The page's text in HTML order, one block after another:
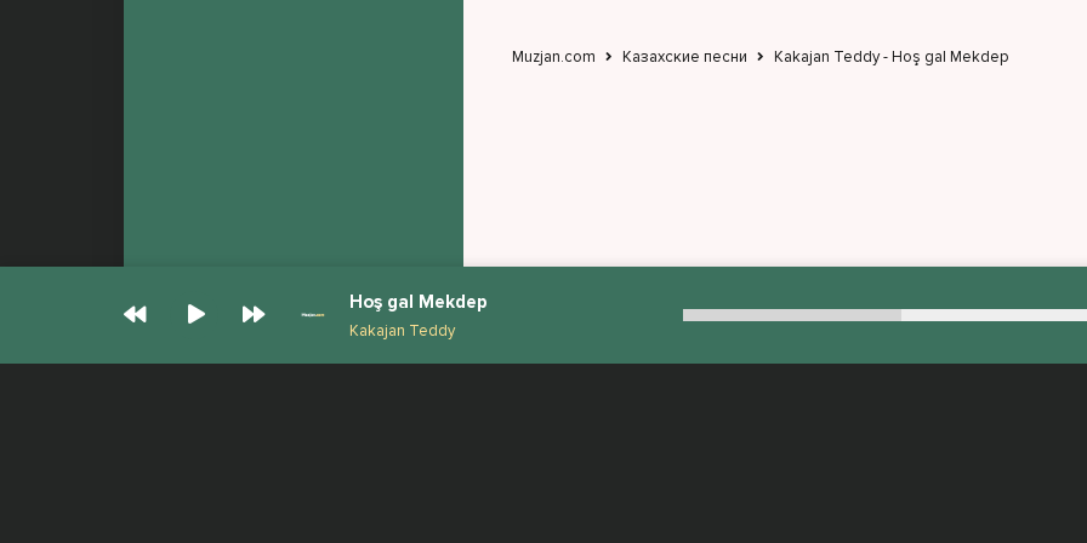
Muzjan.com Казахские песни Kakajan Teddy - Hoş gal Mekdep
Hoş gal Mekdep
Kakajan Teddy